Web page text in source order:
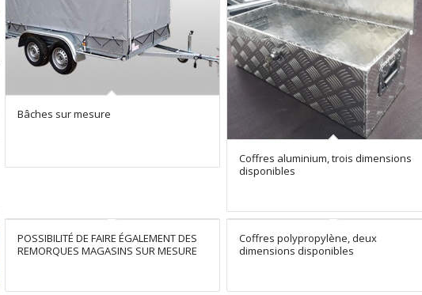
Bâches sur mesure
Coffres aluminium, trois dimensions
disponibles
POSSIBILITÉ DE FAIRE ÉGALEMENT DES
REMORQUES MAGASINS SUR MESURE
Coffres polypropylène, deux
dimensions disponibles